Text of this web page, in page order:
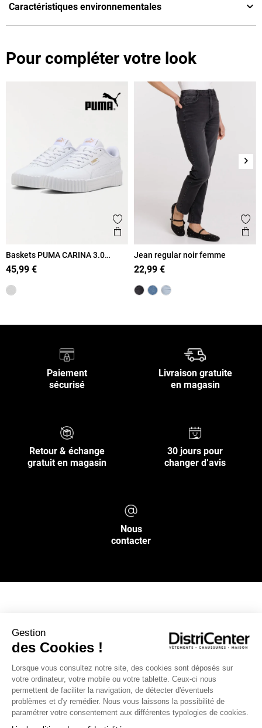
Gestion
des Cookies !
Lorsque vous consultez notre site, des cookies sont déposés sur
votre ordinateur, votre mobile ou votre tablette. Ceux-ci nous
permettent de faciliter la navigation, de détecter d'éventuels
problèmes et d'y remédier. Nous vous laissons la possibilité de
paramétrer votre consentement aux différentes typologies de cookies.
Caractéristiques environnementales
Pour compléter votre look
Ajouter aux favoris
Aperçu rapide
Baskets PUMA CARINA 3.0
femme (36-39)
45,99 €
Jean regular noir femme
22,99 €
Paiement
sécurisé
Livraison gratuite
en magasin
Retour & échange
gratuit en magasin
30 jours pour
changer d’avis
Nous
contacter
INFOS PRATIQUES
L’ENSEIGNE DISTRICENTER
Suivez-nous